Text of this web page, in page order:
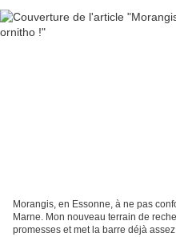
Morangis, en Essonne, à ne pas
Marne. Mon nouveau terrain de
promesses et met la barre déjà